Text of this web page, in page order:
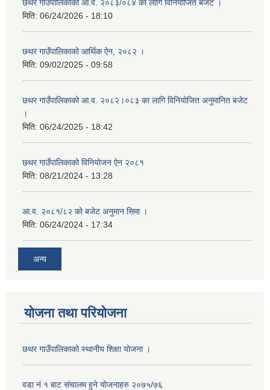
छथर गाउँपालिकाको आ.व. २०८३/०८४ का लागि विनियोजित बजेट ।
मिति: 06/24/2026 - 18:10
छथर गाउँपालिकाको आर्थिक ऐन, २०८२ ।
मिति: 09/02/2025 - 09:58
छथर गाउँपालिकाको आ.व. २०८२।०८३ का लागि विनियोजित अनुमानित बजेट
।
मिति: 06/24/2025 - 18:42
छथर गाउँपालिकाको विनियोजन ऐन २०८१
मिति: 08/21/2024 - 13:28
आ.व. २०८१/८२ को बजेट अनुमान सिमा ।
मिति: 06/24/2024 - 17:34
अन्य
योजना तथा परियोजना
छथर गाउँपालिकाको स्थानीय शिक्षा योजना ।
वडा नं १ बाट संचालम हुने योजनाहरु २०७५/७६